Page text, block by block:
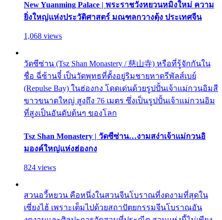
New Yuanming Palace | พระราชวังหยวนหมิงใหม่ ความ
ยิ่งใหญ่แห่งประวัติศาสตร์ มณฑลกวางตุ้ง ประเทศจีน
1,068 views
วัดซีซ่าน (Tsz Shan Monastery / 慈山寺) หรือที่รู้จักกันใน
ชื่อ ฉี่ซ้านจี๋ เป็นวัดพุทธที่ตั้งอยู่ริมชายหาดรีพัลส์เบย์
(Repulse Bay) ในฮ่องกง โดดเด่นด้วยรูปปั้นเจ้าแม่กวนอิมสี
ขาวขนาดใหญ่ สูงถึง 76 เมตร ซึ่งเป็นรูปปั้นเจ้าแม่กวนอิม
ที่สูงเป็นอันดับต้นๆ ของโลก
Tsz Shan Monastery | วัดซีซ่าน…งามสง่าเจ้าแม่กวนอิ
มองค์ใหญ่แห่งฮ่องกง
824 views
สวนอวี้หยวน คือหนึ่งในสวนจีนโบราณที่งดงามที่สุดใน
เซี่ยงไฮ้ เพราะเต็มไปด้วยสถาปัตยกรรมจีนโบราณอัน